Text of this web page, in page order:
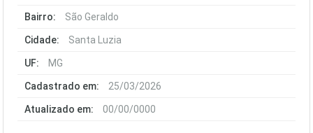
Bairro: São Geraldo
Cidade: Santa Luzia
UF: MG
Cadastrado em: 25/03/2026
Atualizado em: 00/00/0000